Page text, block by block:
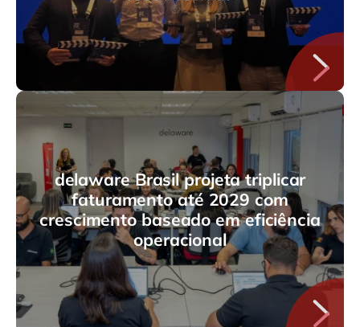
delaware Brasil projeta triplicar
faturamento até 2029 com
crescimento baseado em eficiência
operacional